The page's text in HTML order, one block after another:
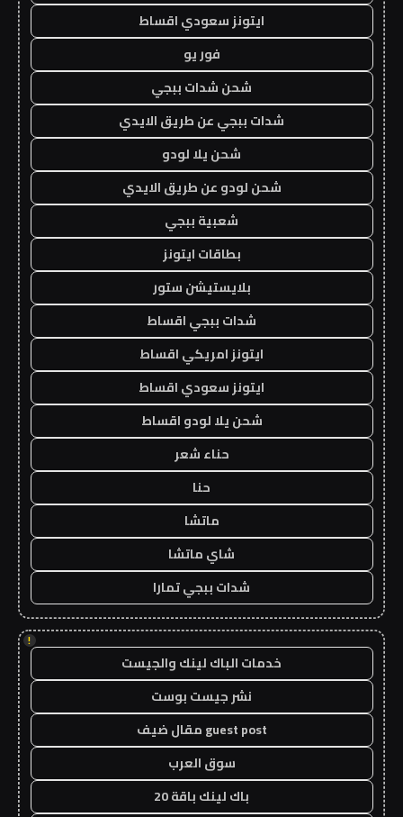
ايتونز سعودي اقساط
فور يو
شحن شدات ببجي
شدات ببجي عن طريق الايدي
شحن يلا لودو
شحن لودو عن طريق الايدي
شعبية ببجي
بطاقات ايتونز
بلايستيشن ستور
شدات ببجي اقساط
ايتونز امريكي اقساط
ايتونز سعودي اقساط
شحن يلا لودو اقساط
حناء شعر
حنا
ماتشا
شاي ماتشا
شدات ببجي تمارا
!
خدمات الباك لينك والجيست
نشر جيست بوست
guest post مقال ضيف
سوق العرب
باك لينك باقة 20